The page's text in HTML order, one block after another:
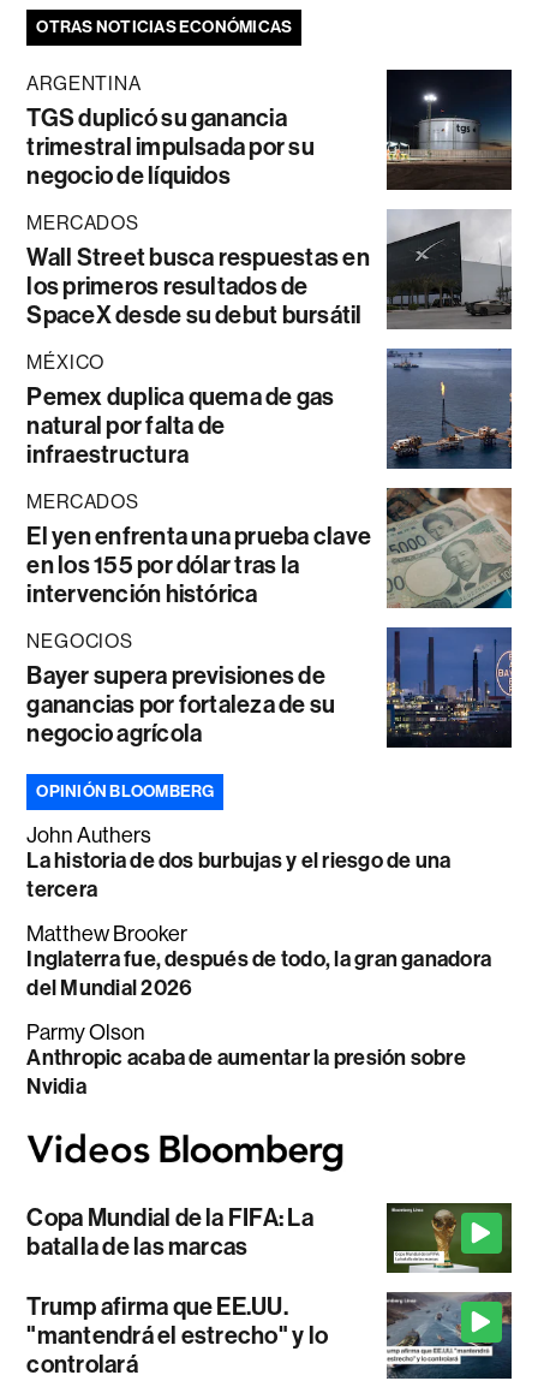
OTRAS NOTICIAS ECONÓMICAS
ARGENTINA
TGS duplicó su ganancia
trimestral impulsada por su
negocio de líquidos
MERCADOS
Wall Street busca respuestas en
los primeros resultados de
SpaceX desde su debut bursátil
MÉXICO
Pemex duplica quema de gas
natural por falta de
infraestructura
MERCADOS
El yen enfrenta una prueba clave
en los 155 por dólar tras la
intervención histórica
NEGOCIOS
Bayer supera previsiones de
ganancias por fortaleza de su
negocio agrícola
OPINIÓN BLOOMBERG
John Authers
La historia de dos burbujas y el riesgo de una
tercera
Matthew Brooker
Inglaterra fue, después de todo, la gran ganadora
del Mundial 2026
Parmy Olson
Anthropic acaba de aumentar la presión sobre
Nvidia
Copa Mundial de la FIFA: La
batalla de las marcas
Trump afirma que EE.UU.
"mantendrá el estrecho" y lo
controlará